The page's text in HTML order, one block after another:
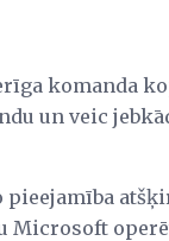
komanda
un veic
Microsoft